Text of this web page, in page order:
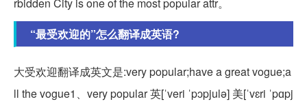
“最受欢迎的”怎么翻译成英语?
大受欢迎翻译成英文是:very popular;have a great vogue;a
ll the vogue1、very popular 英[ˈveri ˈpɔpjulə] 美[ˈvɛri ˈpɑpj